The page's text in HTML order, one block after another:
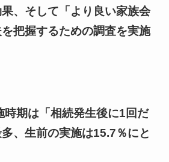
、そして「より良い家族会
把握するための調査を実施
時期は「相続発生後に1回だ
、生前の実施は15.7％にと